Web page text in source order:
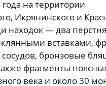
на территории
Икрянинского и
находок — два
вставками,
бронзовые
фрагменты
века и около 30